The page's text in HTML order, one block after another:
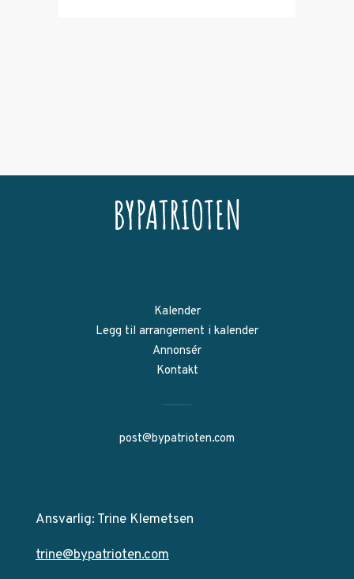
Kalender
Legg til arrangement i kalender
Annonsér
Kontakt
post@bypatrioten.com
Ansvarlig: Trine Klemetsen
trine@bypatrioten.com